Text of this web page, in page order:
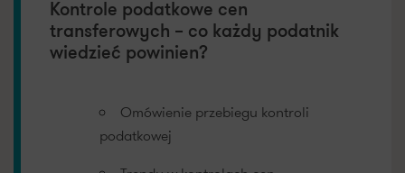
Kontrole podatkowe cen
transferowych – co każdy podatnik
wiedzieć powinien?
Omówienie przebiegu kontroli
podatkowej